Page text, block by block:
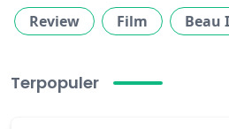
Review Film Beau
Terpopuler